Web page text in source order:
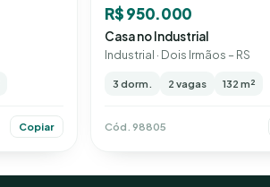
Copiar
R$ 950.000
Casa no Industrial
Industrial · Dois Irmãos – RS
3 dorm. 2 vagas 132 m²
Cód. 98805